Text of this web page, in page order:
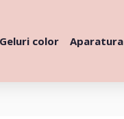
Geluri color Aparatura